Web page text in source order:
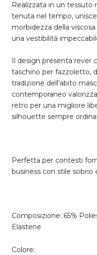
Realizzata in un
tenuta nel tempo,
morbidezza della viscosa
una vestibilità
Il design presenta rever
taschino per fazzoletto,
tradizione dell’abito
contemporaneo
retro per una migliore
silhouette sempre
Perfetta per contesti
business con stile sobrio
Composizione: 65%
Elastene
Colore: